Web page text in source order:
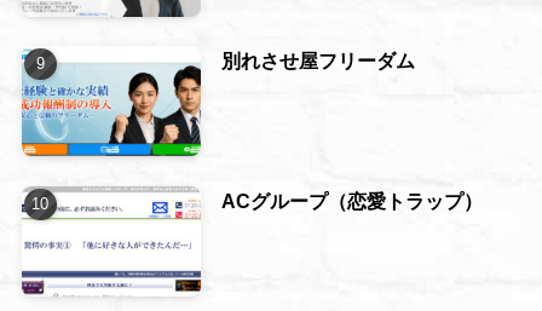
別れさせ屋フリーダム
ACグループ（恋愛トラップ）